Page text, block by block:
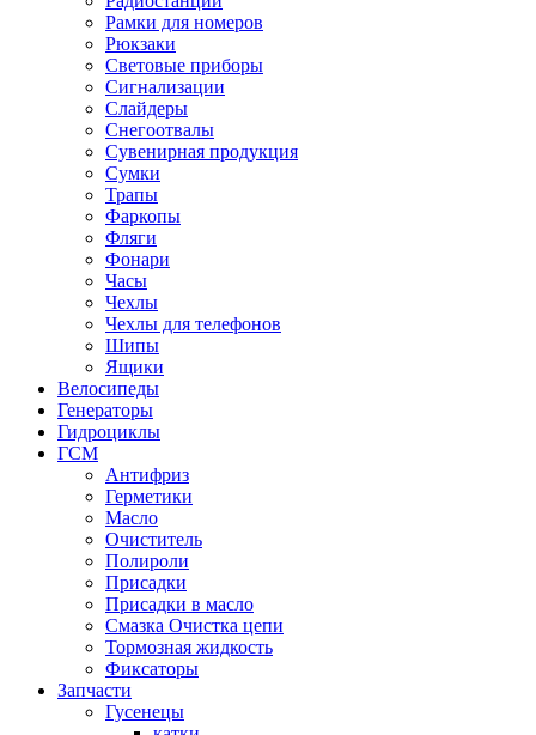
Рамки для номеров
Рюкзаки
Световые приборы
Сигнализации
Слайдеры
Снегоотвалы
Сувенирная продукция
Сумки
Трапы
Фаркопы
Фляги
Фонари
Часы
Чехлы
Чехлы для телефонов
Шипы
Ящики
Велосипеды
Генераторы
Гидроциклы
ГСМ
Антифриз
Герметики
Масло
Очиститель
Полироли
Присадки
Присадки в масло
Смазка Очистка цепи
Тормозная жидкость
Фиксаторы
Запчасти
Гусенецы